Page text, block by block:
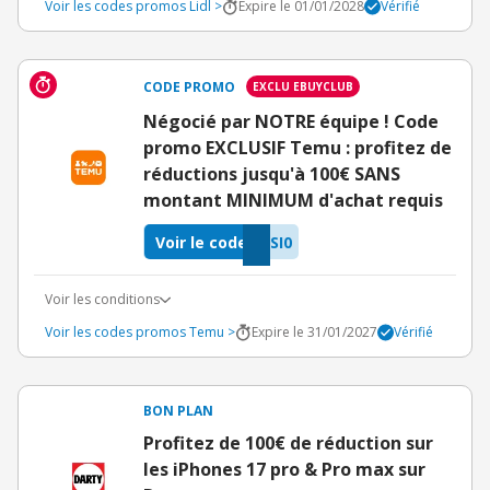
Voir les codes promos Lidl > Expire le 01/01/2028 Vérifié
CODE PROMO EXCLU EBUYCLUB
Négocié par NOTRE équipe ! Code
promo EXCLUSIF Temu : profitez de
réductions jusqu'à 100€ SANS
montant MINIMUM d'achat requis
SI0
Voir le code
Voir les conditions
Voir les codes promos Temu >
Expire le 31/01/2027 Vérifié
BON PLAN
Profitez de 100€ de réduction sur
les iPhones 17 pro & Pro max sur